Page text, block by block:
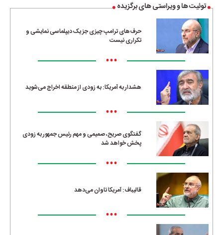
توئیت ها و ویراستی های برگزیده
حرف‌های ترامپ چیزی جز یک دیپلماسی نمایشی و
تکراری نیست
•••
هشدار به آمریکا: به زودی از منطقه اخراج می‌شوید
•••
گفتگوی صریح، صمیمی و مهم رئیس جمهور به زودی
پخش خواهد شد
•••
قالیباف: آمریکا تاوان می‌دهد
•••